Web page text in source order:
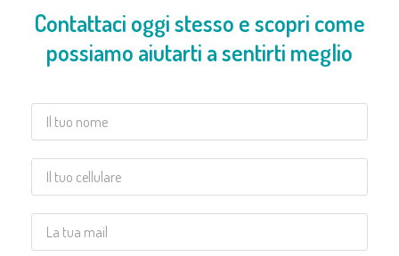
Contattaci oggi stesso e scopri come
possiamo aiutarti a sentirti meglio